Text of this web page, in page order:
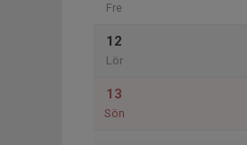
Fre
12
Lör
13
Sön